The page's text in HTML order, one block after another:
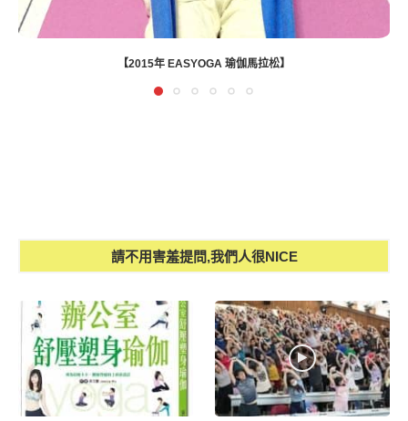
【2015年 EASYOGA 瑜伽馬拉松】
請不用害羞提問,我們人很NICE